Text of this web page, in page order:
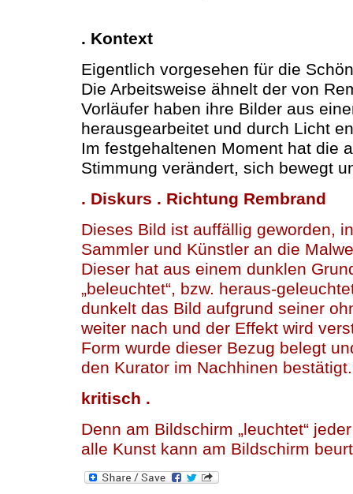
. Kontext
Eigentlich vorgesehen für die
Die Arbeitsweise ähnelt der von
Vorläufer haben ihre Bilder aus
herausgearbeitet und durch Licht
Im festgehaltenen Moment hat die
Stimmung verändert, sich bewegt
. Diskurs . Richtung Rembrand
Dieses Bild ist auffällig geworden,
Sammler und Künstler an die
Dieser hat aus einem dunklen
„beleuchtet“, bzw. heraus-
dunkelt das Bild aufgrund seiner
weiter nach und der Effekt wird
Form wurde dieser Bezug belegt
den Kurator im Nachhinen bestätigt.
kritisch .
Denn am Bildschirm „leuchtet“
alle Kunst kann am Bildschirm